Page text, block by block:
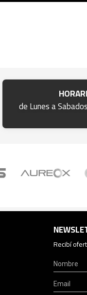
de Lunes a
Recibí